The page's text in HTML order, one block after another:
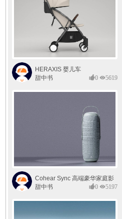
HERAXIS 婴儿车
甜中书
0 5619
Cohear Sync 高端豪华家庭影
院系统
甜中书 0 5197